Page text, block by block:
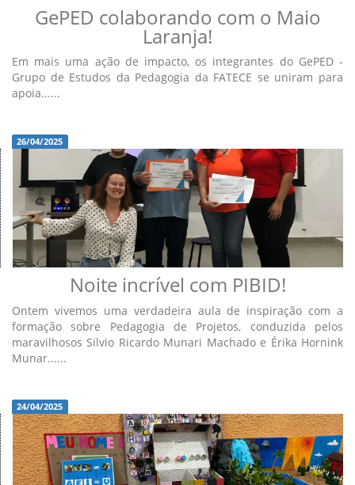
GePED colaborando com o Maio
Laranja!
Em mais uma ação de impacto, os integrantes do GePED -
Grupo de Estudos da Pedagogia da FATECE se uniram para
apoia......
26/04/2025
Noite incrível com PIBID!
Ontem vivemos uma verdadeira aula de inspiração com a
formação sobre Pedagogia de Projetos, conduzida pelos
maravilhosos Silvio Ricardo Munari Machado e Érika Hornink
Munar......
24/04/2025